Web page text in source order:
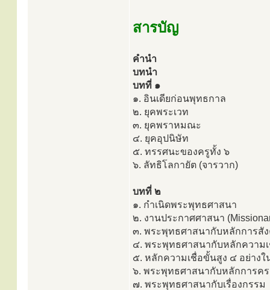
สารบัญ
คำนำ
บทนำ
บทที่ ๑
๑. อินเดียก่อนพุทธกาล
๒. ยุคพระเวท
๓. ยุคพราหมณะ
๔. ยุคอุปนิษัท
๕. ทรรศนะของครูทั้ง ๖
๖. ลัทธิโลกายัต (จารวาก)
บทที่ ๒
๑. กำเนิดพระพุทธศาสนา
๒. งานประกาศศาสนา
๓. พระพุทธศาสนากับหลักการสัง
๔. พระพุทธศาสนากับหลักความ
๕. หลักความเชื่อขั้นสูง ๔ อย่าง
๖. พระพุทธศาสนากับหลักการคร
๗. พระพุทธศาสนากับเรื่องกรรม